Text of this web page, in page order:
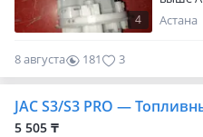
4
Астана
8 августа 181 3
JAC S3/S3 PRO —
5 505 ₸